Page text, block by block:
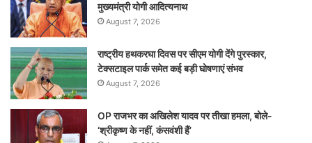
मुख्यमंत्री योगी आदित्यनाथ
August 7, 2026
राष्ट्रीय हथकरघा दिवस पर सीएम योगी देंगे पुरस्कार,
टेक्सटाइल पार्क समेत कई बड़ी घोषणाएं संभव
August 7, 2026
OP राजभर का अखिलेश यादव पर तीखा हमला, बोले-
‘श्रीकृष्ण के नहीं, कंसवंशी हैं’